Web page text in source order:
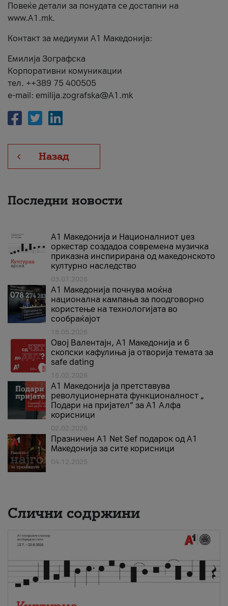
Повеќе детали за понудата се достапни на
www.А1.mk.
Контакт за медиуми А1 Македонија:
Емилија Зографска
Корпоративни комуникации
тел. ++389 75 400505
e-mail: emilija.zografska@A1.mk
Назад
Последни новости
А1 Македонија и Националниот џез
оркестар создадоа современа музичка
приказна инспирирана од македонското
културно наследство
03.07.2026
A1 Македонија почнува моќна
национална кампања за поодговорно
користење на технологијата во
сообраќајот
18.05.2026
Овој Валентајн, A1 Македонија и 6
скопски кафулиња ја отворија темата за
safe dating
16.02.2026
А1 Македонија ја претставува
револуционерната функционалност „
Подари на пријател“ за А1 Алфа
корисници
02.02.2026
Празничен A1 Net Sеf подарок од А1
Македонија за сите корисници
04.12.2025
Слични содржини